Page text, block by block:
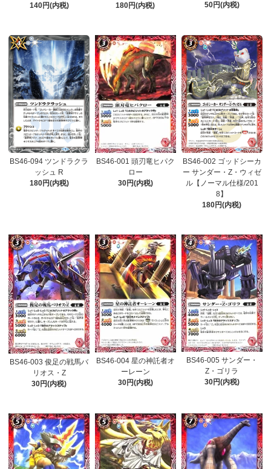
140円(内税)
180円(内税)
50円(内税)
BS46-094 ツンドラクラ
ッシュ R
180円(内税)
BS46-001 頭刃竜ヒパク
ロー
30円(内税)
BS46-002 ゴッドシーカ
ー サンダー・Z・ウィゼ
ル【ノーマル仕様/201
8】
180円(内税)
BS46-003 俊足の戦馬バ
リオス・Z
30円(内税)
BS46-004 星の神託者オ
ーレーン
30円(内税)
BS46-005 サンダー・
Z・ゴリラ
30円(内税)